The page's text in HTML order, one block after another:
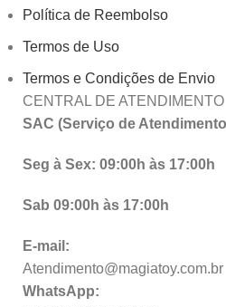
Política de Reembolso
Termos de Uso
Termos e Condições de Envio
CENTRAL DE ATENDIMENTO
SAC (Serviço de
Seg à Sex: 09:00h às 17:00h
Sab 09:00h às 17:00h
E-mail:
Atendimento@magiatoy.com.br
WhatsApp: